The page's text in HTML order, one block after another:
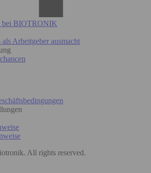
bei BIOTRONIK
als Arbeitgeber ausmacht
All rights reserved.